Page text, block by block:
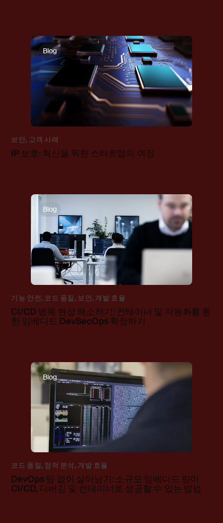
Blog
보안, 고객 사례
IP 보호: 혁신을 위한 스타트업의 여정
Blog
기능 안전, 코드 품질 , 보안, 개발 효율
CI/CD 병목 현상 해소하기: 컨테이너 및 자동화를 통
한 임베디드 DevSecOps 확장하기
Blog
코드 품질, 정적 분석 , 개발 효율
DevOps 팀 없이 살아남기: 소규모 임베디드 팀이
CI/CD, 디버깅 및 컨테이너로 성공할 수 있는 방법